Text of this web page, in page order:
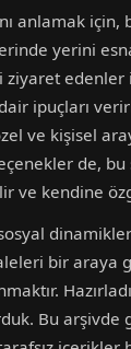
anlamak
yerini
ziyaret
ipuçları
ve kişisel
de,
ve kendine
sosyal
bir araya
Bu arşivde